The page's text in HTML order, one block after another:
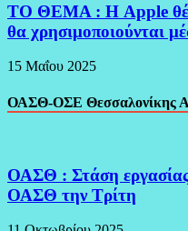
ΤΟ ΘΕΜΑ : Η Apple
θα χρησιμοποιούνται
15 Μαΐου 2025
ΟΑΣΘ-ΟΣΕ Θεσσαλονίκης
ΟΑΣΘ : Στάση
ΟΑΣΘ την Τρίτη